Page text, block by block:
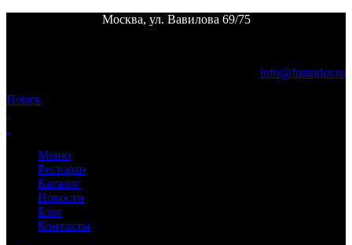
Москва, ул. Вавилова 69/75
info@fumador.ru
Поиск
Меню
Ресторан
Каталог
Новости
Блог
Контакты